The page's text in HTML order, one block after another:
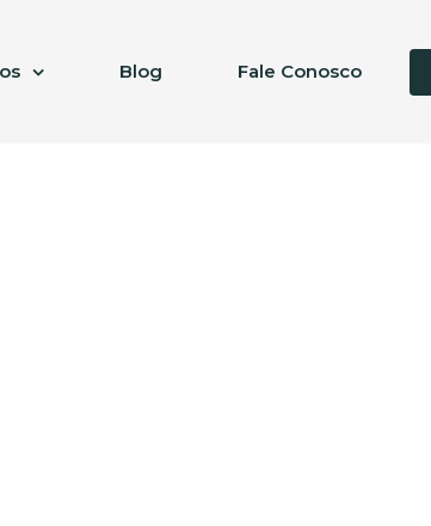
Blog Fale Conosco